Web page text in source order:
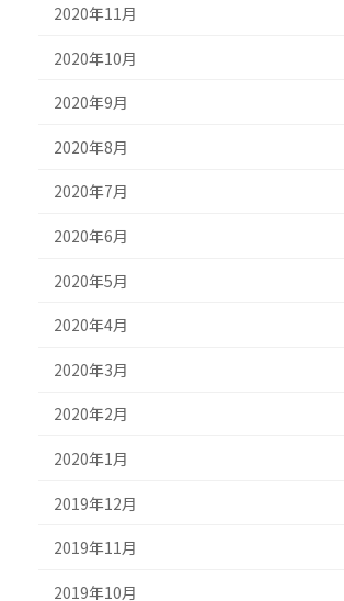
2020年11月
2020年10月
2020年9月
2020年8月
2020年7月
2020年6月
2020年5月
2020年4月
2020年3月
2020年2月
2020年1月
2019年12月
2019年11月
2019年10月